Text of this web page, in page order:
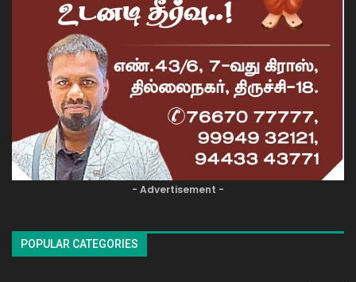
- Advertisement -
POPULAR CATEGORIES